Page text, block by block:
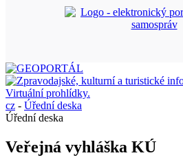
cz - Úřední deska
Úřední deska
Veřejná vyhláška KÚ